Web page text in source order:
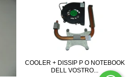
COOLER + DISSIP P O NOTEBOOK
DELL VOSTRO...